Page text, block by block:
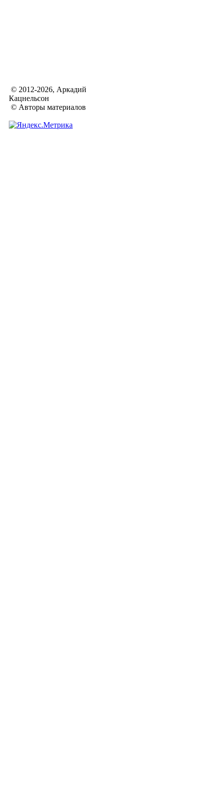
© 2012-2026, Аркадий
Кацнельсон
© Авторы материалов